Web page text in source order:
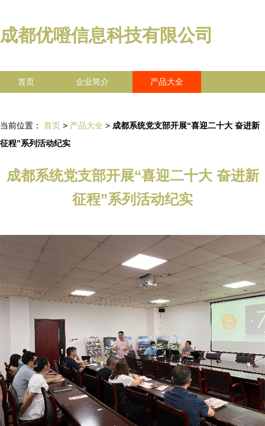
成都优噔信息科技有限公司
首页 企业简介 产品大全
当前位置： 首页 > 产品大全 > 成都系统党支部开展“喜迎二十大 奋进新
征程”系列活动纪实
成都系统党支部开展“喜迎二十大 奋进新
征程”系列活动纪实